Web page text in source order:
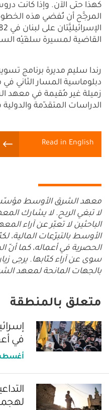
كهذا حتى الآن. وإذا كانت
المرجَّح أن تُفضي هذه
القاضية لمسيرة سلفَيْه
رندا سليم مديرة برنامج
دبلوماسية المسار الثاني
زميلة غير مُقيمة في معهد
الدراسات المتقدّمة
Read in English
معهد الشرق الأوسط
لا تبغي الربح. لا يشارك
الباحثين لا تعبّر عن آراء
الأوسط بالتبرّعات المالية،
الحصرية في أعماله، كما أنّ
سوى عن آراء كتّابها. يرجى
بالجهات المانحة لمعهد
متعلق بالمنطقة
في
أغسطس 22,